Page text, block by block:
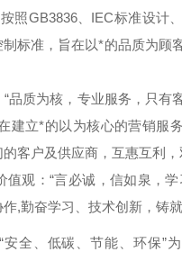
照GB3836、IEC标准设计
标准，旨在以*的品质为顾
品质为核，专业服务，只有
建立*的以为核心的营销服
客户及供应商，互惠互利，
观：“言必诚，信如泉，学
,勤奋学习、技术创新，铸
全、低碳、节能、环保”